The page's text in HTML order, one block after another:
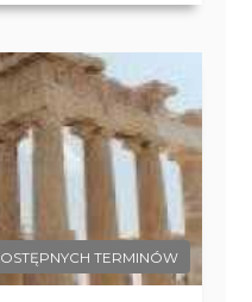
TERMINÓW